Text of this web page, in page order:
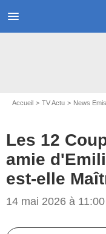
menu
Accueil TV Actu News
Les 12
amie
est-elle
14 mai 2026 à 11:00